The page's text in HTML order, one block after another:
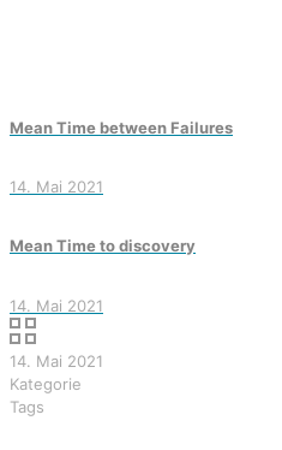
Mean Time between Failures
14. Mai 2021
Mean Time to discovery
14. Mai 2021
14. Mai 2021
Kategorie
Tags